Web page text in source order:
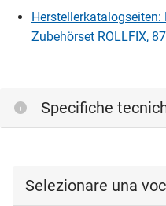
Zubehörset ROLLFIX,
Specifiche
Selezionare una